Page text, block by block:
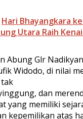
Hari Bhayangkara
Utara Raih
Abung Glr
Widodo, di nilai
dan
yang memiliki
kepemilikan atas